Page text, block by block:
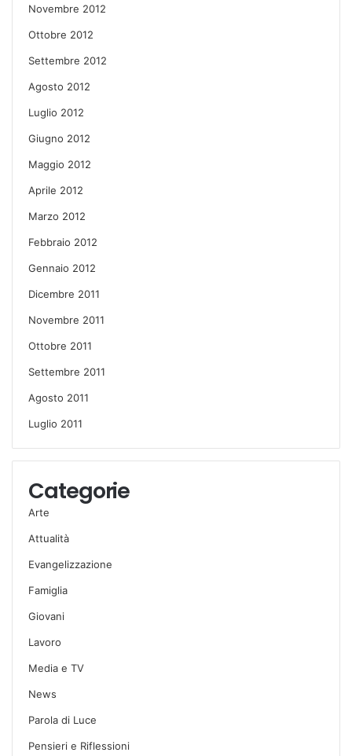
Novembre 2012
Ottobre 2012
Settembre 2012
Agosto 2012
Luglio 2012
Giugno 2012
Maggio 2012
Aprile 2012
Marzo 2012
Febbraio 2012
Gennaio 2012
Dicembre 2011
Novembre 2011
Ottobre 2011
Settembre 2011
Agosto 2011
Luglio 2011
Categorie
Arte
Attualità
Evangelizzazione
Famiglia
Giovani
Lavoro
Media e TV
News
Parola di Luce
Pensieri e Riflessioni